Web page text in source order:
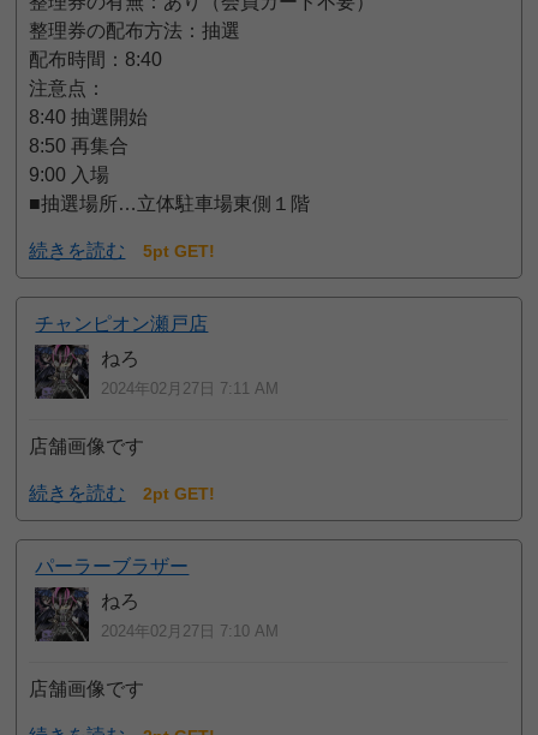
整理券の配布方法：抽選
配布時間：8:40
注意点：
8:40 抽選開始
8:50 再集合
9:00 入場
■抽選場所…立体駐車場東側１階
続きを読む 5pt GET!
チャンピオン瀬戸店
ねろ
2024年02月27日 7:11 AM
店舗画像です
続きを読む 2pt GET!
パーラーブラザー
ねろ
2024年02月27日 7:10 AM
店舗画像です